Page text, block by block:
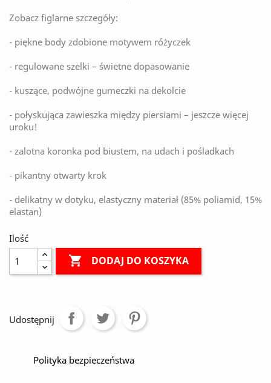
Zobacz figlarne szczegóły:
- piękne body zdobione motywem różyczek
- regulowane szelki – świetne dopasowanie
- kuszące, podwójne gumeczki na dekolcie
- połyskująca zawieszka między piersiami – jeszcze więcej
uroku!
- zalotna koronka pod biustem, na udach i pośladkach
- pikantny otwarty krok
- delikatny w dotyku, elastyczny materiał (85% poliamid, 15%
elastan)
Ilość
 DODAJ DO KOSZYKA
Udostępnij
Polityka bezpieczeństwa